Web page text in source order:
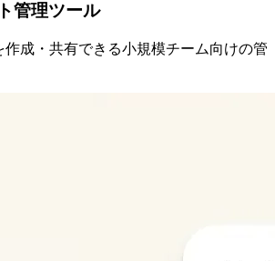
管理ツール
成・共有できる小規模チーム向けの管